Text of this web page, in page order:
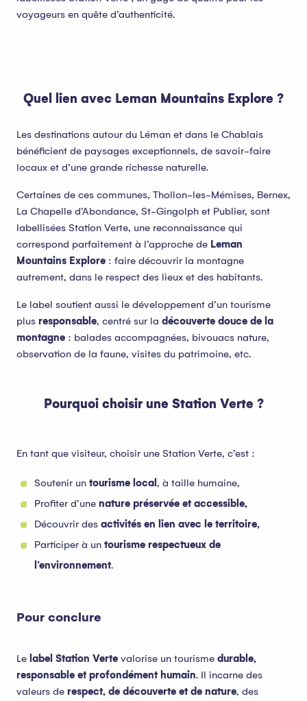
voyageurs en quête d’authenticité.
Quel lien avec Leman Mountains Explore ?
Les destinations autour du Léman et dans le Chablais
bénéficient de paysages exceptionnels, de savoir-faire
locaux et d’une grande richesse naturelle.
Certaines de ces communes, Thollon-les-Mémises, Bernex,
La Chapelle d’Abondance, St-Gingolph et Publier, sont
labellisées Station Verte, une reconnaissance qui
correspond parfaitement à l’approche de Leman
Mountains Explore : faire découvrir la montagne
autrement, dans le respect des lieux et des habitants.
Le label soutient aussi le développement d’un tourisme
plus responsable, centré sur la découverte douce de la
montagne : balades accompagnées, bivouacs nature,
observation de la faune, visites du patrimoine, etc.
Pourquoi choisir une Station Verte ?
En tant que visiteur, choisir une Station Verte, c’est :
Soutenir un tourisme local , à taille humaine,
Profiter d’une nature préservée et accessible,
Découvrir des activités en lien avec le territoire,
Participer à un tourisme respectueux de
l’environnement.
Pour conclure
Le label Station Verte valorise un tourisme durable,
responsable et profondément humain. Il incarne des
valeurs de respect, de découverte et de nature, des